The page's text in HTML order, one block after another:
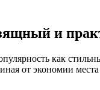
и
как
от экономии